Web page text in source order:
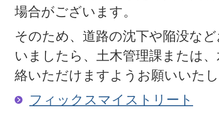
場合がございます。
そのため、道路の沈下や陥没な
いましたら、土木管理課または
絡いただけますようお願いいた
フィックスマイストリート